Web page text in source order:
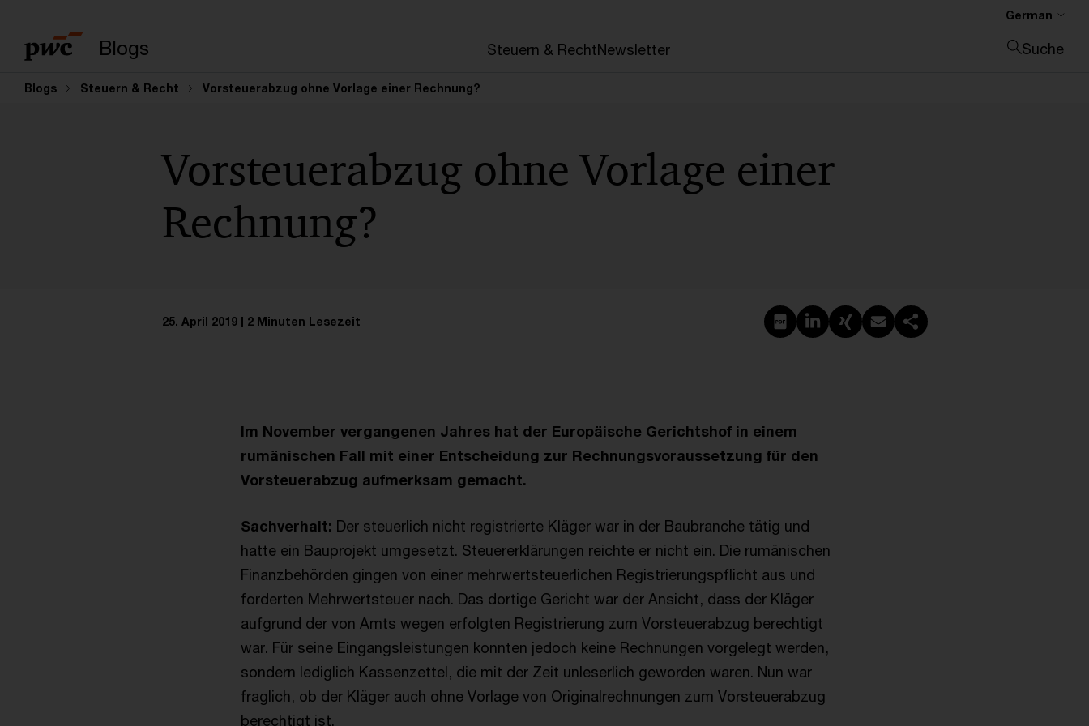
Blogs Steuern & RechtNewsletter
German
Suche
Blogs Steuern & Recht Vorsteuerabzug ohne Vorlage einer Rechnung?
Vorsteuerabzug ohne Vorlage einer
Rechnung?
25. April 2019 2 Minuten Lesezeit PDF erstellen
Auf LinkedIn teilen
Auf Xing teilen
Per E-Mail teilen
Link kopieren
Im November vergangenen Jahres hat der Europäische Gerichtshof in einem
rumänischen Fall mit einer Entscheidung zur Rechnungsvoraussetzung für den
Vorsteuerabzug aufmerksam gemacht.
Sachverhalt: Der steuerlich nicht registrierte Kläger war in der Baubranche tätig und
hatte ein Bauprojekt umgesetzt. Steuererklärungen reichte er nicht ein. Die rumänischen
Finanzbehörden gingen von einer mehrwertsteuerlichen Registrierungspflicht aus und
forderten Mehrwertsteuer nach. Das dortige Gericht war der Ansicht, dass der Kläger
aufgrund der von Amts wegen erfolgten Registrierung zum Vorsteuerabzug berechtigt
war. Für seine Eingangsleistungen konnten jedoch keine Rechnungen vorgelegt werden,
sondern lediglich Kassenzettel, die mit der Zeit unleserlich geworden waren. Nun war
fraglich, ob der Kläger auch ohne Vorlage von Originalrechnungen zum Vorsteuerabzug
berechtigt ist.